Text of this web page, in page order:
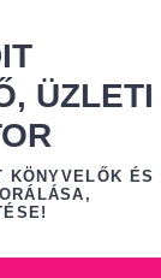
ÜZLETI
KÖNYVELŐK ÉS